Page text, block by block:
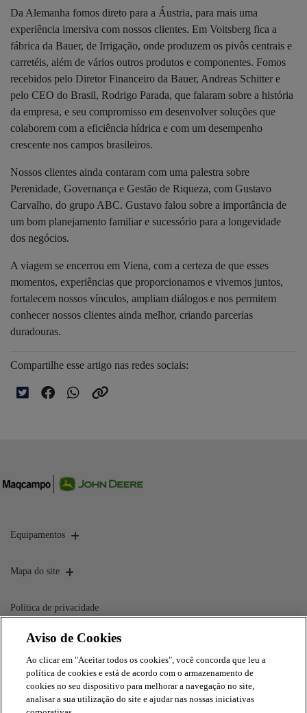
Da Alemanha fomos direto para a Áustria, para mais uma
experiência imersiva com nossos clientes. Em Voitsberg fica a
fábrica da Bauer, de Irrigação, onde produzem os pivôs centrais e
carretéis, além de vários outros produtos e componentes. Fomos
recebidos pelo Diretor Financeiro da Bauer, Andreas Schitter e
pelo CEO do Brasil, Rodrigo Parada, que falaram sobre a história
da empresa, e seu compromisso em desenvolver soluções que
colaborem com a eficiência hídrica e com um desempenho
crescente nos campos brasileiros.
Nossos clientes ainda contaram com uma palestra sobre
Perenidade, Governança e Gestão de Riqueza, com Gustavo
Carvalho, do grupo ABC. Gustavo falou sobre a importância de
um bom planejamento familiar e sucessório para a longevidade
dos negócios.
A viagem se encerrou em Viena, com a certeza de que esses
momentos, experiências que proporcionamos e vivemos juntos,
fortalecem nossos vínculos, ampliam diálogos e nos permitem
conhecer nossos clientes ainda melhor, criando parcerias
duradouras.
Compartilhe esse artigo nas redes sociais:
Equipamentos
Mapa do site
Política de privacidade
CNPJ: 00.970.771/0001-01
Aviso de Cookies
Ao clicar em "Aceitar todos os cookies", você concorda que leu a
política de cookies e está de acordo com o armazenamento de
cookies no seu dispositivo para melhorar a navegação no site,
analisar a sua utilização do site e ajudar nas nossas iniciativas